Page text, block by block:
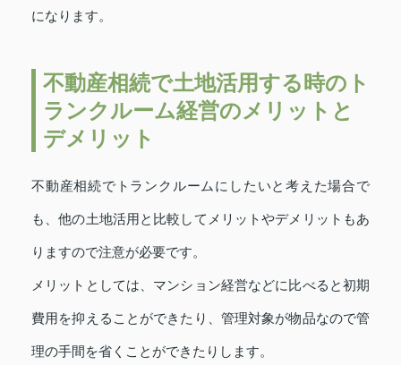
になります。
不動産相続で土地活用する時のト
ランクルーム経営のメリットと
デメリット
不動産相続でトランクルームにしたいと考えた場合で
も、他の土地活用と比較してメリットやデメリットもあ
りますので注意が必要です。
メリットとしては、マンション経営などに比べると初期
費用を抑えることができたり、管理対象が物品なので管
理の手間を省くことができたりします。